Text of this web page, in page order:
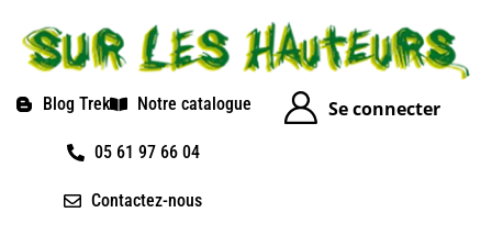
Blog Trek Notre catalogue
05 61 97 66 04
Contactez-nous
Se connecter